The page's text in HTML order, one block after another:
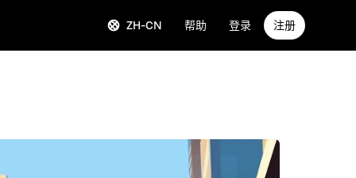
ZH-CN 帮助 登录 注册